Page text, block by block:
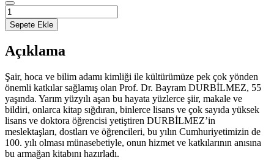
Prof.
Dr.
Bayram
Durbilmez'e
Armağan
Yaş
Anısına-
Cilt
I
adet
Sepete Ekle
Açıklama
Şair, hoca ve bilim adamı kimliği ile kültürümüze pek çok yönden
önemli katkılar sağlamış olan Prof. Dr. Bayram DURBİLMEZ, 55
yaşında. Yarım yüzyılı aşan bu hayata yüzlerce şiir, makale ve
bildiri, onlarca kitap sığdıran, binlerce lisans ve çok sayıda yüksek
lisans ve doktora öğrencisi yetiştiren DURBİLMEZ’in
meslektaşları, dostları ve öğrencileri, bu yılın Cumhuriyetimizin de
100. yılı olması münasebetiyle, onun hizmet ve katkılarının anısına
bu armağan kitabını hazırladı.